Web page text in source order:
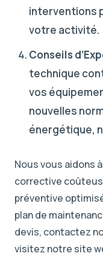
interventions
votre activité.
Conseils
technique
vos
nouvelles
énergétique,
Nous vous aidons
corrective
préventive
plan de
devis, contactez
visitez notre site